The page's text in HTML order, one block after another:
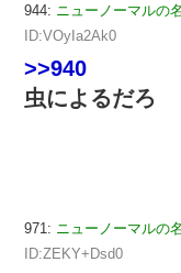
944: ニューノーマルの
ID:VOyIa2Ak0
>>940
虫によるだろ
971: ニューノーマルの
ID:ZEKY+Dsd0